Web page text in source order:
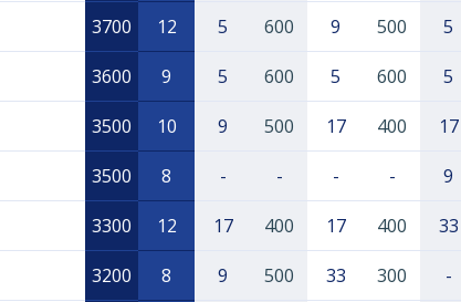
3700 12 5 600 9 500 5
3600 9 5 600 5 600 5
3500 10 9 500 17 400 17
3500 8 - - - - 9
3300 12 17 400 17 400 33
3200 8 9 500 33 300 -